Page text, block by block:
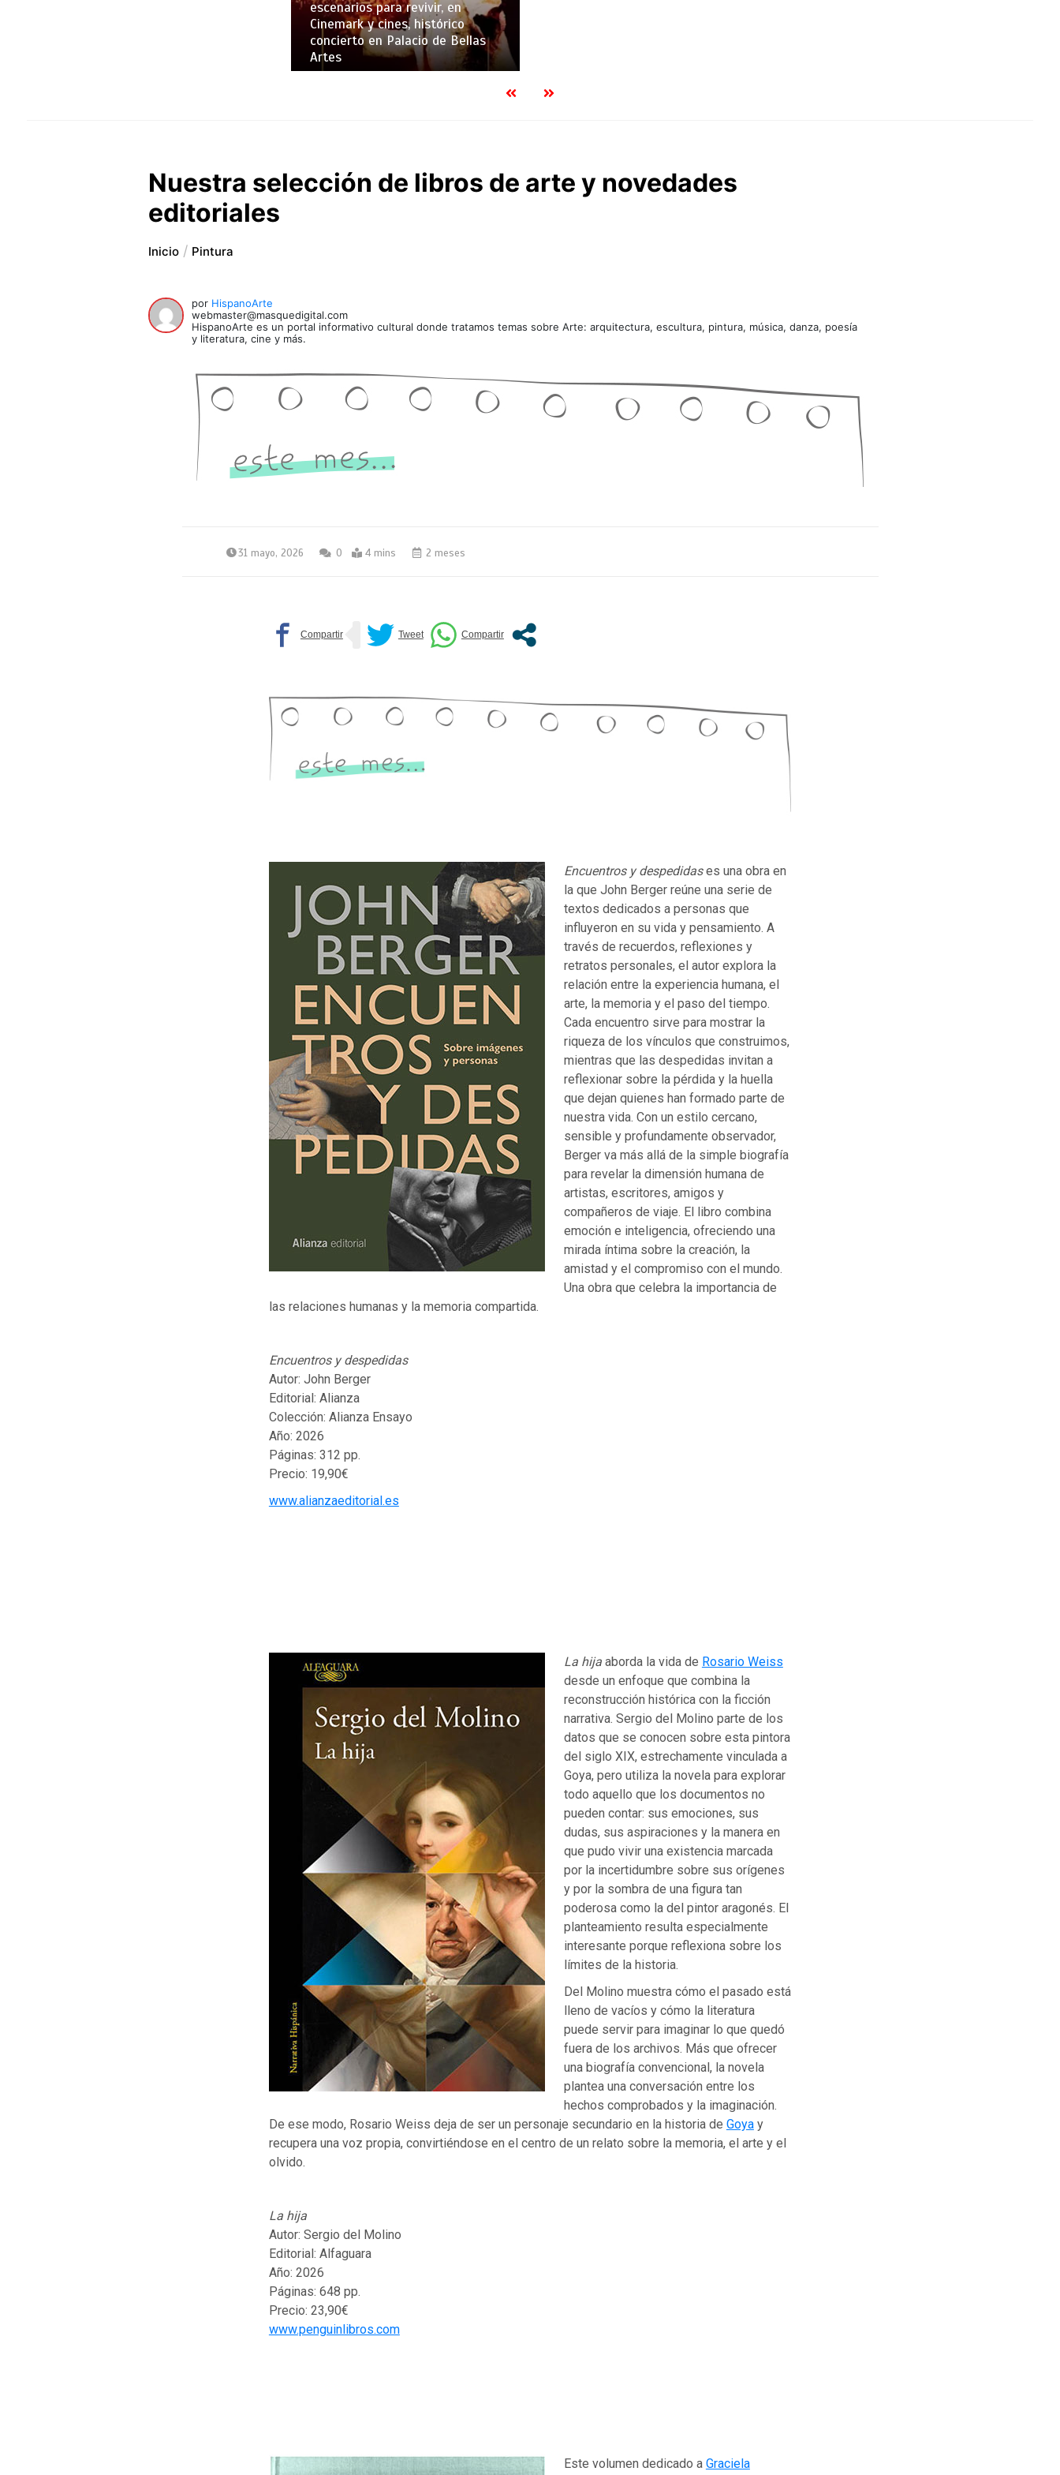
escenarios para revivir, en
Cinemark y cines, histórico
concierto en Palacio de Bellas
Artes
Nuestra selección de libros de arte y novedades
editoriales
Inicio Pintura
por HispanoArte
webmaster@masquedigital.com
HispanoArte es un portal informativo cultural donde tratamos temas sobre Arte: arquitectura, escultura, pintura, música, danza, poesía
y literatura, cine y más.
31 mayo, 2026 0 4 mins 2 meses
Encuentros y despedidases una obra en
la que John Berger reúne una serie de
textos dedicados a personas que
influyeron en su vida y pensamiento. A
través de recuerdos, reflexiones y
retratos personales, el autor explora la
relación entre la experiencia humana, el
arte, la memoria y el paso del tiempo.
Cada encuentro sirve para mostrar la
riqueza de los vínculos que construimos,
mientras que las despedidas invitan a
reflexionar sobre la pérdida y la huella
que dejan quienes han formado parte de
nuestra vida. Con un estilo cercano,
sensible y profundamente observador,
Berger va más allá de la simple biografía
para revelar la dimensión humana de
artistas, escritores, amigos y
compañeros de viaje. El libro combina
emoción e inteligencia, ofreciendo una
mirada íntima sobre la creación, la
amistad y el compromiso con el mundo.
Una obra que celebra la importancia de
las relaciones humanas y la memoria compartida.
Encuentros y despedidas
Autor: John Berger
Editorial: Alianza
Colección: Alianza Ensayo
Año: 2026
Páginas: 312 pp.
Precio: 19,90€
www.alianzaeditorial.es
La hijaaborda la vida de Rosario Weiss
desde un enfoque que combina la
reconstrucción histórica con la ficción
narrativa. Sergio del Molino parte de los
datos que se conocen sobre esta pintora
del siglo XIX, estrechamente vinculada a
Goya, pero utiliza la novela para explorar
todo aquello que los documentos no
pueden contar: sus emociones, sus
dudas, sus aspiraciones y la manera en
que pudo vivir una existencia marcada
por la incertidumbre sobre sus orígenes
y por la sombra de una figura tan
poderosa como la del pintor aragonés. El
planteamiento resulta especialmente
interesante porque reflexiona sobre los
límites de la historia.
Del Molino muestra cómo el pasado está
lleno de vacíos y cómo la literatura
puede servir para imaginar lo que quedó
fuera de los archivos. Más que ofrecer
una biografía convencional, la novela
plantea una conversación entre los
hechos comprobados y la imaginación.
De ese modo, Rosario Weiss deja de ser un personaje secundario en la historia de Goyay
recupera una voz propia, convirtiéndose en el centro de un relato sobre la memoria, el arte y el
olvido.
La hija
Autor: Sergio del Molino
Editorial: Alfaguara
Año: 2026
Páginas: 648 pp.
Precio: 23,90€
www.penguinlibros.com
Este volumen dedicado a Graciela